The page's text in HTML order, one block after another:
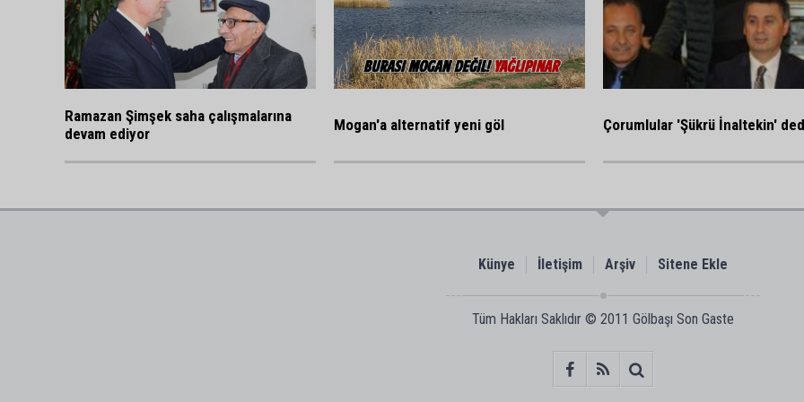
Çorumlular 'Şükrü İnaltekin'
Ramazan Şimşek saha çalışmalarına
devam ediyor
Mogan'a alternatif yeni göl
Künye İletişim Arşiv Sitene Ekle
Tüm Hakları Saklıdır © 2011 Gölbaşı Son Gaste